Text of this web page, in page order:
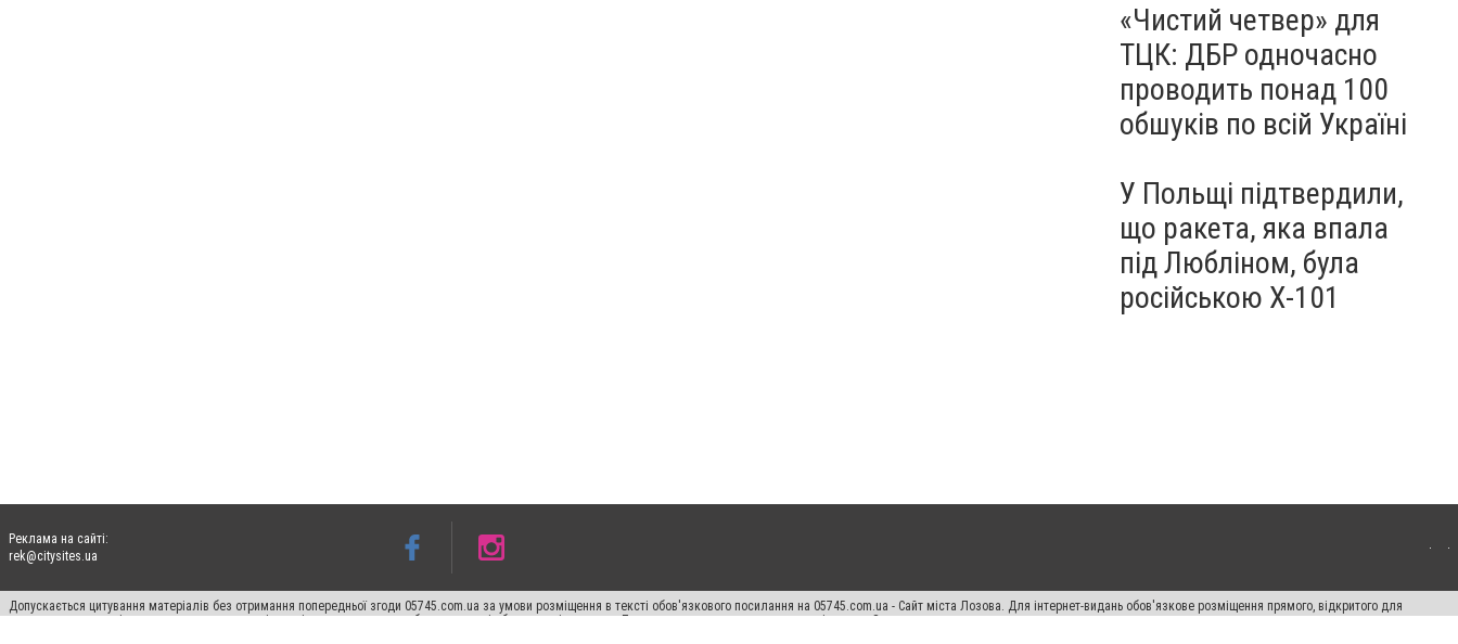
«Чистий четвер» для
ТЦК: ДБР одночасно
проводить понад 100
обшуків по всій Україні
У Польщі підтвердили,
що ракета, яка впала
під Любліном, була
російською Х-101
Реклама на сайті:
rek@citysites.ua
Допускається цитування матеріалів без отримання попередньої згоди 05745.com.ua за умови розміщення в тексті обов'язкового посилання на 05745.com.ua - Сайт міста Лозова. Для інтернет-видань обов'язкове розміщення прямого, відкритого для
пошукових систем гіперпосилання на цитовані статті не нижче другого абзацу в тексті або в якості джерела. Порушення виняткових прав переслідується Законом.